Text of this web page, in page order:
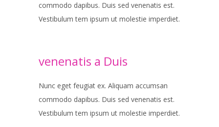
commodo dapibus. Duis sed venenatis est.
Vestibulum tem ipsum ut molestie imperdiet.
venenatis a Duis
Nunc eget feugiat ex. Aliquam accumsan
commodo dapibus. Duis sed venenatis est.
Vestibulum tem ipsum ut molestie imperdiet.